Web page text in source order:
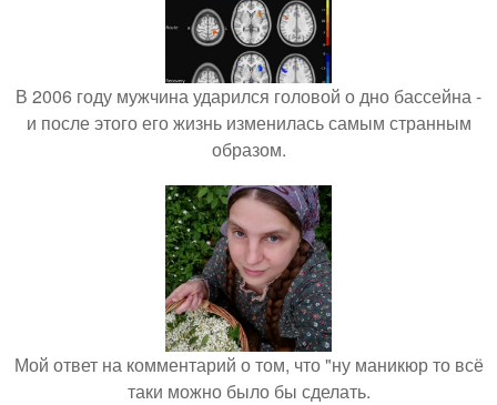
В 2006 году мужчина ударился головой о дно бассейна -
и после этого его жизнь изменилась самым странным
образом.
Мой ответ на комментарий о том, что "ну маникюр то всё
таки можно было бы сделать.